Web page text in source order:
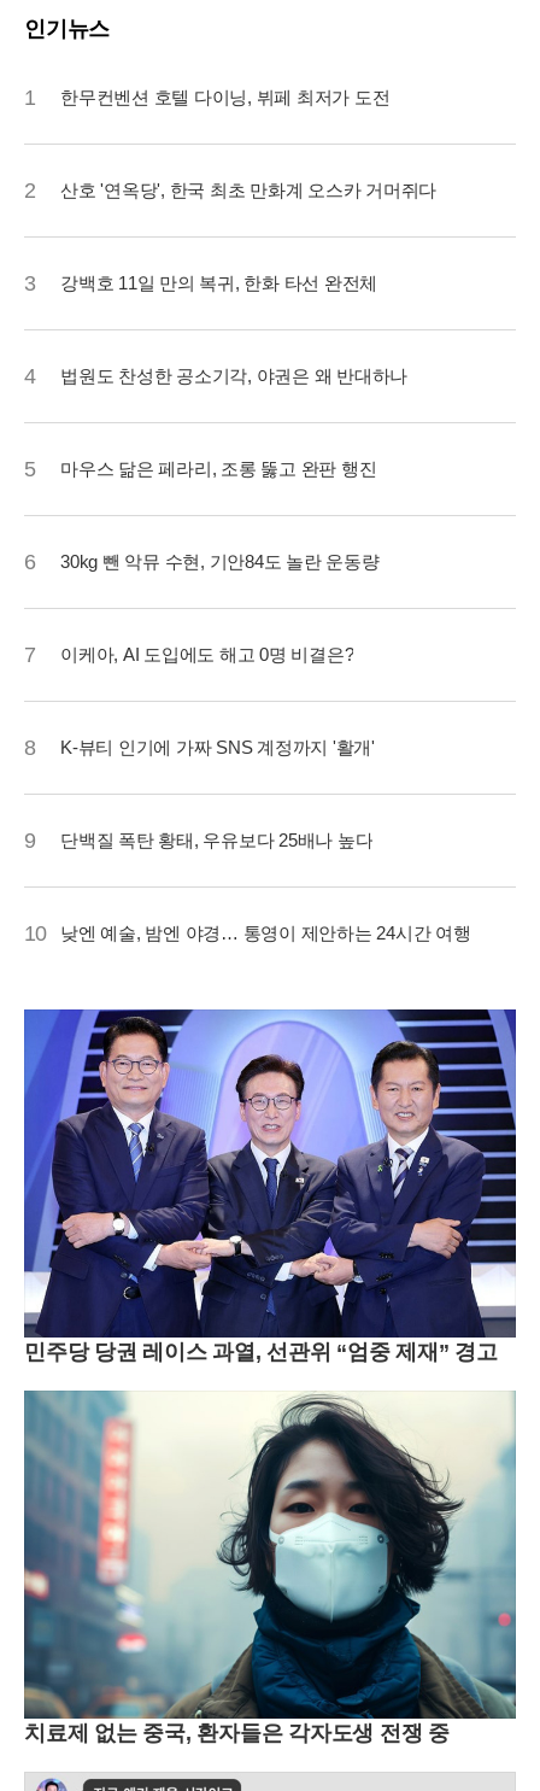
인기뉴스
1 한무컨벤션 호텔 다이닝, 뷔페 최저가 도전
2 산호 '연옥당', 한국 최초 만화계 오스카 거머쥐다
3 강백호 11일 만의 복귀, 한화 타선 완전체
4 법원도 찬성한 공소기각, 야권은 왜 반대하나
5 마우스 닮은 페라리, 조롱 뚫고 완판 행진
6 30kg 뺀 악뮤 수현, 기안84도 놀란 운동량
7 이케아, AI 도입에도 해고 0명 비결은?
8 K-뷰티 인기에 가짜 SNS 계정까지 '활개'
9 단백질 폭탄 황태, 우유보다 25배나 높다
10 낮엔 예술, 밤엔 야경… 통영이 제안하는 24시간 여행
민주당 당권 레이스 과열, 선관위 “엄중 제재” 경고
치료제 없는 중국, 환자들은 각자도생 전쟁 중